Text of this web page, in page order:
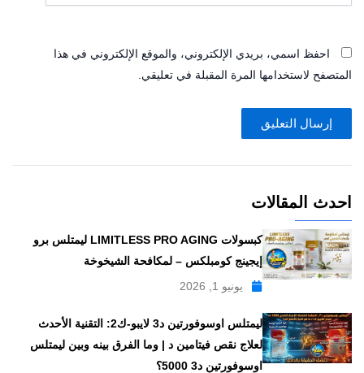
احفظ اسمي، بريدي الإلكتروني، والموقع الإلكتروني في هذا
المتصفح لاستخدامها المرة المقبلة في تعليقي.
احدث المقالات
كبسولات LIMITLESS PRO AGING ليمتلس برو
إيجينج كومبلكس – لمكافحة الشيخوخة
يونيو 1, 2026
ليمتلس اوسوفورتين د3 لايبو-ك2: التقنية الأحدث
لعلاج نقص فيتامين د | وما الفرق بينه وبين ليمتلس
اوسوفورتين د3 5000؟